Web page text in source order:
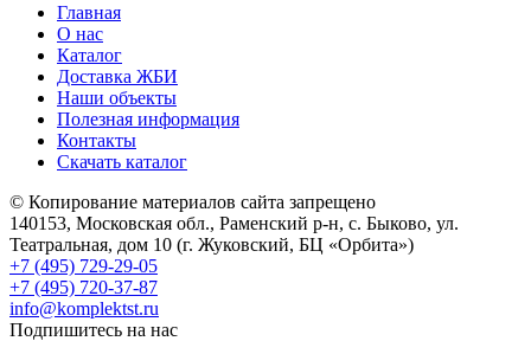
Главная
О нас
Каталог
Доставка ЖБИ
Наши объекты
Полезная информация
Контакты
Скачать каталог
© Копирование материалов сайта запрещено
140153, Московская обл., Раменский р-н, с. Быково, ул.
Театральная, дом 10 (г. Жуковский, БЦ «Орбита»)
+7 (495) 729-29-05
+7 (495) 720-37-87
info@komplektst.ru
Подпишитесь на нас